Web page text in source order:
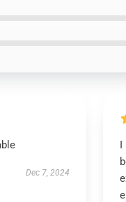
Dec 7, 2024
I